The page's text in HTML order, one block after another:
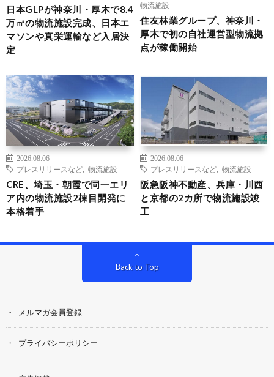
日本GLPが神奈川・厚木で8.4
万㎡の物流施設完成、日本エ
マソンや真栄運輸など入居決
定
物流施設
住友林業グループ、神奈川・
厚木で初の自社運営型物流拠
点が稼働開始
2026.08.06
プレスリリースなど
物流施設
CRE、埼玉・朝霞で同一エリ
ア内の物流施設2棟目開発に
本格着手
2026.08.06
プレスリリースなど
物流施設
阪急阪神不動産、兵庫・川西
と京都の2カ所で物流施設竣
工
Back to Top
メルマガ会員登録
プライバシーポリシー